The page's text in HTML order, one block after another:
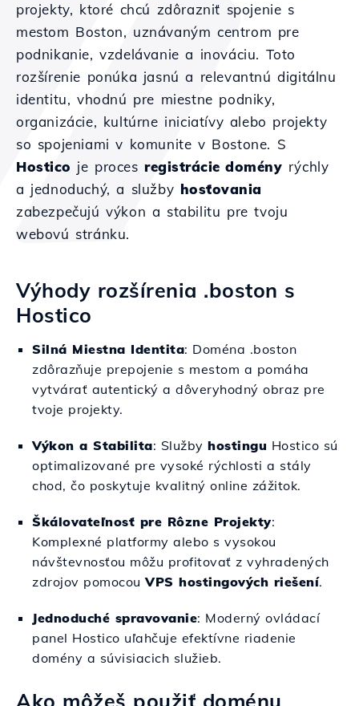
projekty, ktoré chcú zdôrazniť spojenie s
mestom Boston, uznávaným centrom pre
podnikanie, vzdelávanie a inováciu. Toto
rozšírenie ponúka jasnú a relevantnú digitálnu
identitu, vhodnú pre miestne podniky,
organizácie, kultúrne iniciatívy alebo projekty
so spojeniami v komunite v Bostone. S
Hostico je procesregistrácie domény rýchly
a jednoduchý, a služby hosťovania
zabezpečujú výkon a stabilitu pre tvoju
webovú stránku.
Výhody rozšírenia .boston s
Hostico
Silná Miestna Identita: Doména .boston
zdôrazňuje prepojenie s mestom a pomáha
vytvárať autentický a dôveryhodný obraz pre
tvoje projekty.
Výkon a Stabilita: Služby hostingu Hostico sú
optimalizované pre vysoké rýchlosti a stály
chod, čo poskytuje kvalitný online zážitok.
Škálovateľnosť pre Rôzne Projekty:
Komplexné platformy alebo s vysokou
návštevnosťou môžu profitovať z vyhradených
zdrojov pomocouVPS hostingových riešení.
Jednoduché spravovanie: Moderný ovládací
panel Hostico uľahčuje efektívne riadenie
domény a súvisiacich služieb.
Ako môžeš použiť doménu